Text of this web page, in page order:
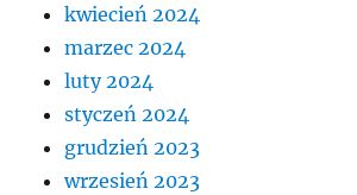
kwiecień 2024
marzec 2024
luty 2024
styczeń 2024
grudzień 2023
wrzesień 2023